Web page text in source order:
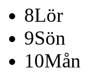
8Lör
9Sön
10Mån